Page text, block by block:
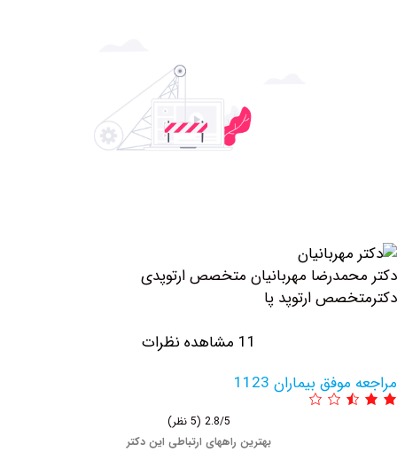
مهربانیان متخصص ارتوپدی
ارتوپد پا
بیماران 1123
بهترین راههای ارتباطی این دکتر